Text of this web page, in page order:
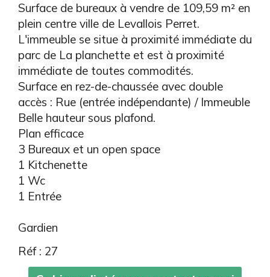
Surface de bureaux à vendre de 109,59 m² en
plein centre ville de Levallois Perret.
L'immeuble se situe à proximité immédiate du
parc de La planchette et est à proximité
immédiate de toutes commodités.
Surface en rez-de-chaussée avec double
accès : Rue (entrée indépendante) / Immeuble
Belle hauteur sous plafond.
Plan efficace
3 Bureaux et un open space
1 Kitchenette
1 Wc
1 Entrée
Gardien
Réf : 27